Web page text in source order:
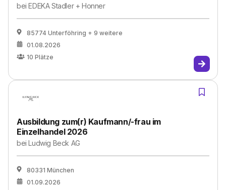
beiEDEKA Stadler + Honner
85774 Unterföhring + 9 weitere
01.08.2026
10 Plätze
Ausbildung zum(r) Kaufmann/-frau im
Einzelhandel 2026
beiLudwig Beck AG
80331 München
01.09.2026